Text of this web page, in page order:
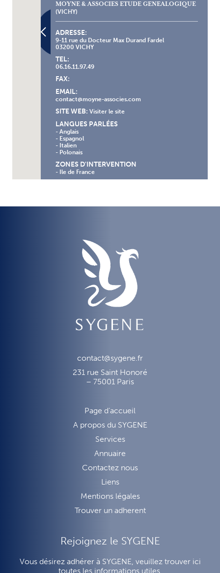
MOYNE & ASSOCIES ETUDE GENEALOGIQUE
(VICHY)
ADRESSE:
9-11 rue du Docteur Max Durand Fardel
03200 VICHY
TEL:
06.16.11.97.49
FAX:
EMAIL:
contact@moyne-associes.com
SITE WEB:Visiter le site
LANGUES PARLÉES
- Anglais
- Espagnol
- Italien
- Polonais
ZONES D'INTERVENTION
- Ile de France
- Recherche documentaire et historique
- Recherche d’héritiers
- Relèvement des noms
- Reprise de concessions funéraires
- Vérification de dévolutions
AUTRES SERVICES
- Conférences, cours thématiques
contact@sygene.fr
231 rue Saint Honoré
– 75001 Paris
Page d’accueil
A propos du SYGENE
Services
Annuaire
Contactez nous
Liens
Mentions légales
Trouver un adherent
Rejoignez le SYGENE
Vous désirez adhérer à SYGENE, veuillez trouver ici
toutes les informations utiles.